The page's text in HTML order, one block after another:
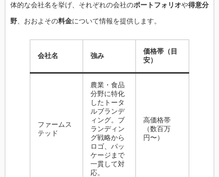
体的な会社名を挙げ、それぞれの会社のポートフォリオや得意分
野 、おおよその料金について情報を提供します。
会社名 強み
価格帯（目
安）
ファームス
テッド
農業・食品
分野に特化
したトータ
ルブランデ
ィング。ブ
ランディン
グ戦略から
ロゴ、パッ
ケージまで
一貫して対
応。
高価格帯
（数百万
円〜）